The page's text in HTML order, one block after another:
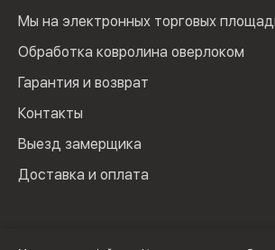
Мы на электронных торговых
Обработка ковролина оверлоком
Гарантия и возврат
Контакты
Выезд замерщика
Доставка и оплата